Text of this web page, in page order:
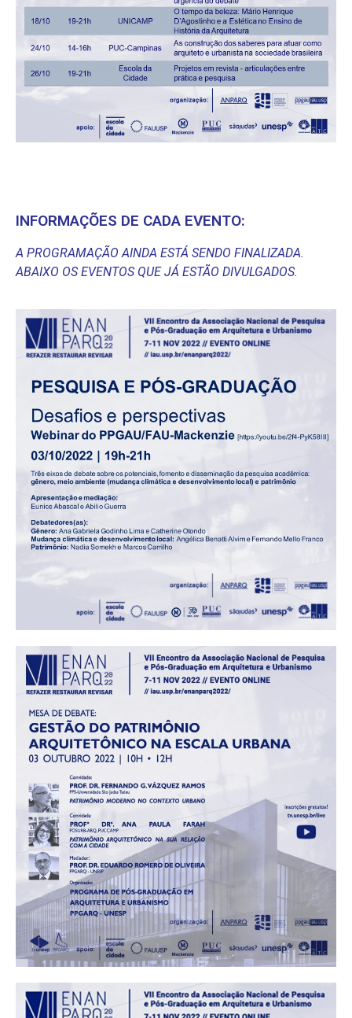
INFORMAÇÕES DE CADA EVENTO:
A PROGRAMAÇÃO AINDA ESTÁ SENDO FINALIZADA.
ABAIXO OS EVENTOS QUE JÁ ESTÃO DIVULGADOS.